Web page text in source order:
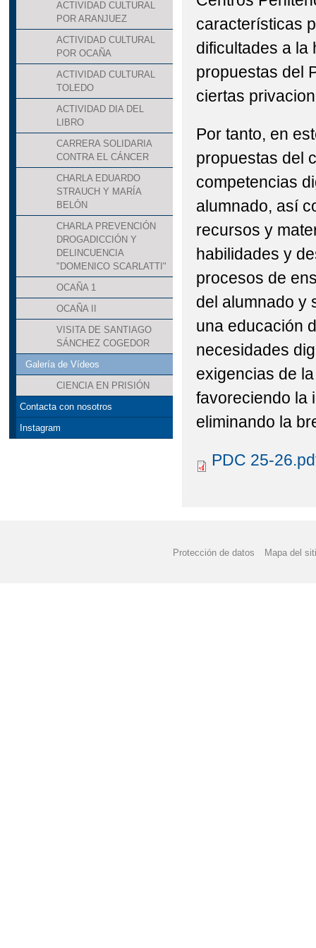
ACTIVIDAD CULTURAL
POR ARANJUEZ
ACTIVIDAD CULTURAL
POR OCAÑA
ACTIVIDAD CULTURAL
TOLEDO
ACTIVIDAD DIA DEL
LIBRO
CARRERA SOLIDARIA
CONTRA EL CÁNCER
CHARLA EDUARDO
STRAUCH Y MARÍA
BELÓN
CHARLA PREVENCIÓN
DROGADICCIÓN Y
DELINCUENCIA
"DOMENICO SCARLATTI"
OCAÑA 1
OCAÑA II
VISITA DE SANTIAGO
SÁNCHEZ COGEDOR
Galería de Vídeos
CIENCIA EN PRISIÓN
Contacta con nosotros
Instagram
características
dificultades a la
propuestas del
ciertas
Por tanto, en
propuestas del
competencias
alumnado, así
recursos y
habilidades y
procesos de
del alumnado y
una educación
necesidades
exigencias de
favoreciendo la
eliminando la
PDC 25-
Protección de datos Mapa del